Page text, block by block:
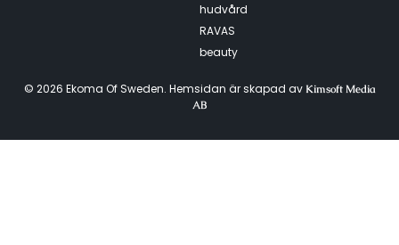
hudvård
RAVAS
beauty
© 2026 Ekoma Of Sweden. Hemsidan är skapad av Kimsoft Media
AB